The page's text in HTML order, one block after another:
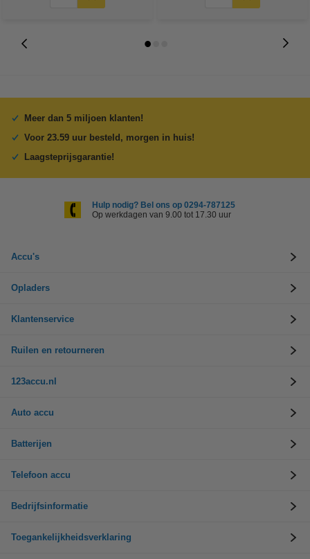
Meer dan 5 miljoen klanten!
Voor 23.59 uur besteld, morgen in huis!
Laagsteprijsgarantie!
Hulp nodig? Bel ons op 0294-787125
Op werkdagen van 9.00 tot 17.30 uur
Accu's
Opladers
Klantenservice
Ruilen en retourneren
123accu.nl
Auto accu
Batterijen
Telefoon accu
Bedrijfsinformatie
Toegankelijkheidsverklaring